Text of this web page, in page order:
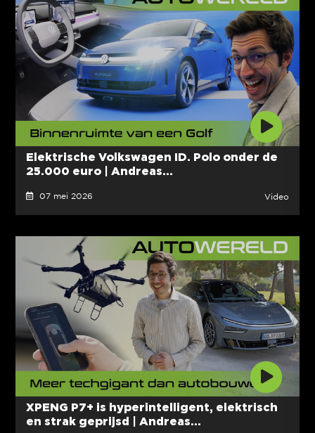
Elektrische Volkswagen ID. Polo onder de
25.000 euro | Andreas...
07 mei 2026 Video
XPENG P7+ is hyperintelligent, elektrisch
en strak geprijsd | Andreas...